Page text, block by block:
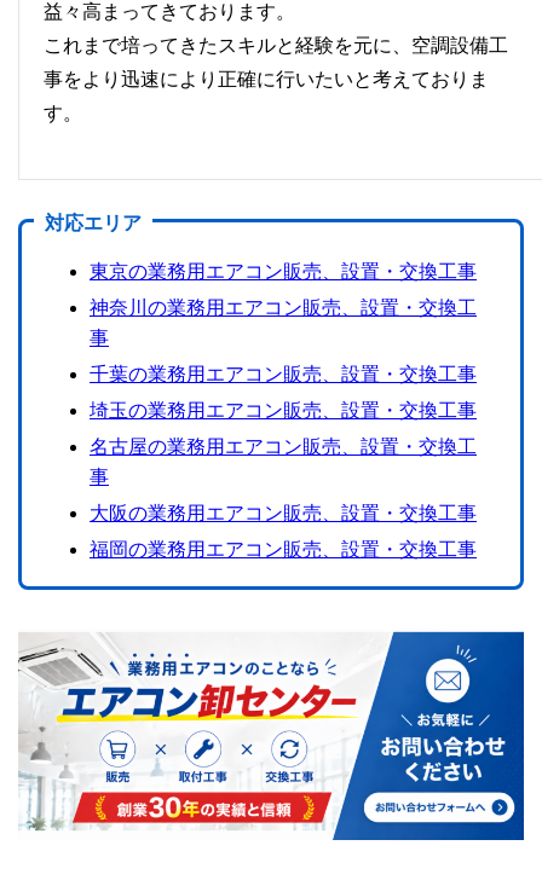
益々高まってきております。
これまで培ってきたスキルと経験を元に、空調設備工
事をより迅速により正確に行いたいと考えておりま
す。
対応エリア
東京の業務用エアコン販売、設置・交換工事
神奈川の業務用エアコン販売、設置・交換工
事
千葉の業務用エアコン販売、設置・交換工事
埼玉の業務用エアコン販売、設置・交換工事
名古屋の業務用エアコン販売、設置・交換工
事
大阪の業務用エアコン販売、設置・交換工事
福岡の業務用エアコン販売、設置・交換工事